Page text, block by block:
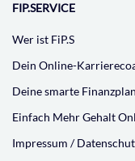
FIP.SERVICE
Wer ist FiP.S
Dein Online-
Deine smarte
Einfach Mehr Gehalt
Impressum /